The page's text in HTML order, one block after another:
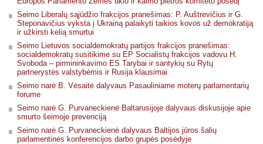
Seimo Liberalų sąjūdžio frakcijos pranešimas: P. Auštrevičius ir G.
Steponavičius vyksta į Ukrainą palaikyti taikios kovos už demokratiją
ir užkirsti kelią smurtui
Seimo Lietuvos socialdemokratų partijos frakcijos pranešimas:
socialdemokratų susitikime su EP Socialistų frakcijos vadovu H.
Svoboda – pirmininkavimo ES Tarybai ir santykių su Rytų
partnerystės valstybėmis ir Rusija klausimai
Seimo narė B. Vėsaitė dalyvaus Pasauliniame moterų parlamentarių
forume
Seimo narė G. Purvaneckienė Baltarusijoje dalyvaus diskusijoje apie
smurto šeimoje prevenciją
Seimo narė G. Purvaneckienė dalyvaus Baltijos jūros šalių
parlamentinės konferencijos darbo grupės posėdyje